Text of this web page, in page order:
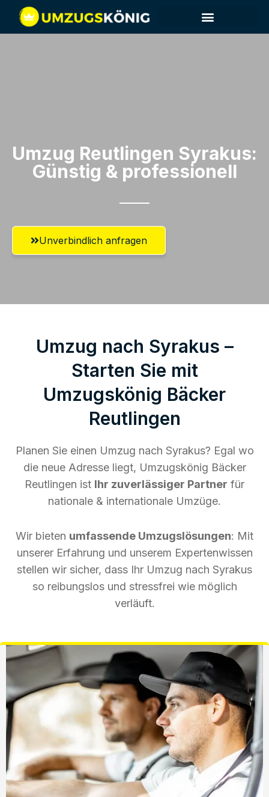
Umzug Reutlingen​ Syrakus:
Günstig & professionell​
Unverbindlich anfragen
Umzug nach Syrakus –
Starten Sie mit
Umzugskönig Bäcker
Reutlingen
Planen Sie einen Umzug nach Syrakus? Egal wo
die neue Adresse liegt, Umzugskönig Bäcker
Reutlingen ist Ihr zuverlässiger Partner für
nationale & internationale Umzüge.
Wir bieten umfassende Umzugslösungen: Mit
unserer Erfahrung und unserem Expertenwissen
stellen wir sicher, dass Ihr Umzug nach Syrakus
so reibungslos und stressfrei wie möglich
verläuft.